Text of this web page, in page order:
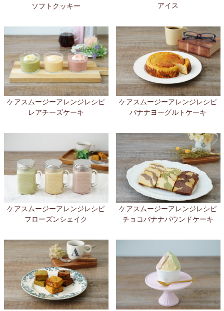
ソフトクッキー
アイス
ケアスムージーアレンジレシピ
レアチーズケーキ
ケアスムージーアレンジレシピ
バナナヨーグルトケーキ
ケアスムージーアレンジレシピ
フローズンシェイク
ケアスムージーアレンジレシピ
チョコバナナパウンドケーキ